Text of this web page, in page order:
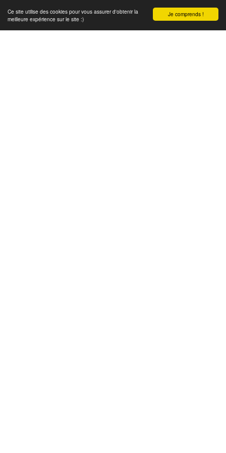
Je comprends !
Ce site utilise des cookies pour vous assurer d'obtenir la
meilleure expérience sur le site :)